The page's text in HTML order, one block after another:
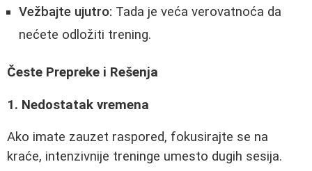
Vežbajte ujutro: Tada je veća verovatnoća da
nećete odložiti trening.
Česte Prepreke i Rešenja
1. Nedostatak vremena
Ako imate zauzet raspored, fokusirajte se na
kraće, intenzivnije treninge umesto dugih sesija.